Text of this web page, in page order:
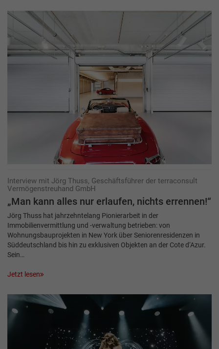
Interview mit Jörg Thuss, Geschäftsführer der terraconsult
Vermögens­treuhand GmbH
„Man kann alles nur erlaufen, nichts errennen!“
Jörg Thuss hat jahrzehntelang Pionierarbeit in der
Immobilienvermittlung und -verwaltung betrieben: von
Wohnungsbauprojekten in New York über Seniorenresidenzen in
Süddeutschland bis hin zu exklusiven Objekten an der Cote d‘Azur.
Sein…
Jetzt lesen